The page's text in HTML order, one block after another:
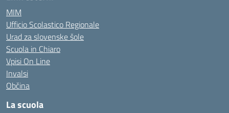
MIM
Ufficio Scolastico Regionale
Urad za slovenske šole
Scuola in Chiaro
Vpisi On Line
Invalsi
Občina
La scuola